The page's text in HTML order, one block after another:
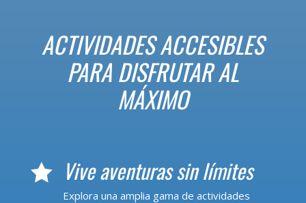
ACTIVIDADES ACCESIBLES
PARA DISFRUTAR AL
MÁXIMO
 Vive aventuras sin límites
Explora una amplia gama de actividades